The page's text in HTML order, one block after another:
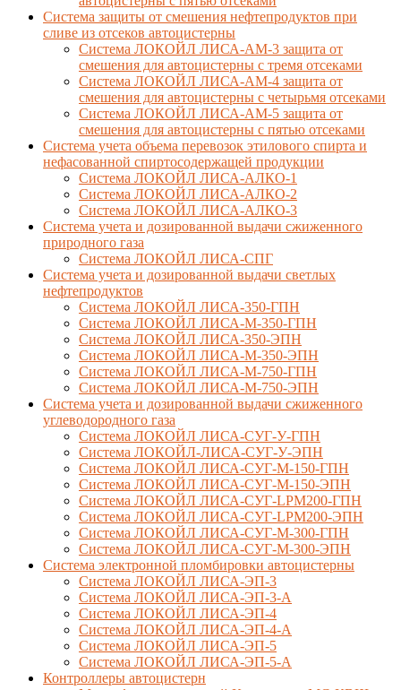
Система защиты от смешения нефтепродуктов при
сливе из отсеков автоцистерны
Система ЛОКОЙЛ ЛИСА-AM-3 защита от
смешения для автоцистерны с тремя отсеками
Система ЛОКОЙЛ ЛИСА-AM-4 защита от
смешения для автоцистерны с четырьмя отсеками
Система ЛОКОЙЛ ЛИСА-AM-5 защита от
смешения для автоцистерны с пятью отсеками
Система учета объема перевозок этилового спирта и
нефасованной спиртосодержащей продукции
Система ЛОКОЙЛ ЛИСА-AЛКО-1
Система ЛОКОЙЛ ЛИСА-АЛКО-2
Система ЛОКОЙЛ ЛИСА-АЛКО-3
Система учета и дозированной выдачи сжиженного
природного газа
Система ЛОКОЙЛ ЛИСА-СПГ
Система учета и дозированной выдачи светлых
нефтепродуктов
Система ЛОКОЙЛ ЛИСА-350-ГПН
Система ЛОКОЙЛ ЛИСА-М-350-ГПН
Система ЛОКОЙЛ ЛИСА-350-ЭПН
Система ЛОКОЙЛ ЛИСА-М-350-ЭПН
Система ЛОКОЙЛ ЛИСА-М-750-ГПН
Система ЛОКОЙЛ ЛИСА-М-750-ЭПН
Система учета и дозированной выдачи сжиженного
углеводородного газа
Система ЛОКОЙЛ ЛИСА-СУГ-У-ГПН
Система ЛОКОЙЛ-ЛИСА-СУГ-У-ЭПН
Система ЛОКОЙЛ ЛИСА-СУГ-М-150-ГПН
Система ЛОКОЙЛ ЛИСА-СУГ-М-150-ЭПН
Система ЛОКОЙЛ ЛИСА-СУГ-LPM200-ГПН
Система ЛОКОЙЛ ЛИСА-СУГ-LPM200-ЭПН
Система ЛОКОЙЛ ЛИСА-СУГ-М-300-ГПН
Система ЛОКОЙЛ ЛИСА-СУГ-М-300-ЭПН
Система электронной пломбировки автоцистерны
Система ЛОКОЙЛ ЛИСА-ЭП-3
Система ЛОКОЙЛ ЛИСА-ЭП-3-А
Система ЛОКОЙЛ ЛИСА-ЭП-4
Система ЛОКОЙЛ ЛИСА-ЭП-4-А
Система ЛОКОЙЛ ЛИСА-ЭП-5
Система ЛОКОЙЛ ЛИСА-ЭП-5-А
Контроллеры автоцистерн